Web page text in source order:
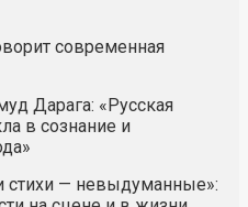
современная
Дарага: «Русская
в сознание и
стихи — невыдуманные»: